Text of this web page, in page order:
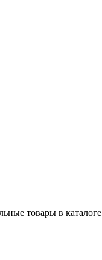
товары в каталоге